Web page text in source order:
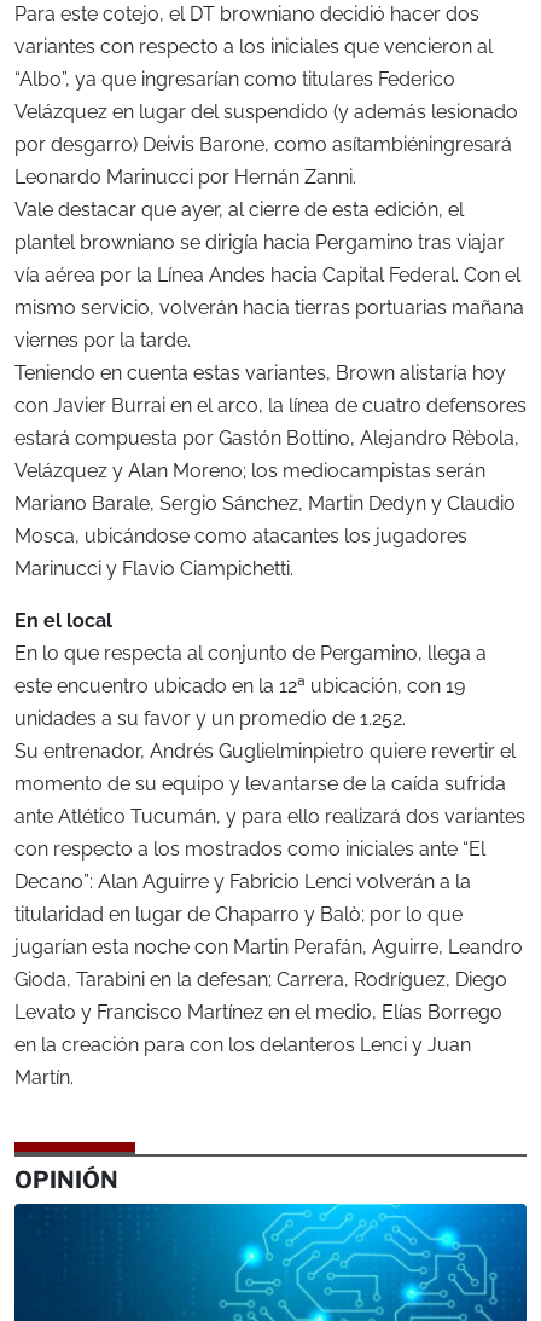
Para este cotejo, el DT browniano decidió hacer dos
variantes con respecto a los iniciales que vencieron al
“Albo”, ya que ingresarían como titulares Federico
Velázquez en lugar del suspendido (y además lesionado
por desgarro) Deivis Barone, como asítambiéningresará
Leonardo Marinucci por Hernán Zanni.
Vale destacar que ayer, al cierre de esta edición, el
plantel browniano se dirigía hacia Pergamino tras viajar
vía aérea por la Línea Andes hacia Capital Federal. Con el
mismo servicio, volverán hacia tierras portuarias mañana
viernes por la tarde.
Teniendo en cuenta estas variantes, Brown alistaría hoy
con Javier Burrai en el arco, la línea de cuatro defensores
estará compuesta por Gastón Bottino, Alejandro Rèbola,
Velázquez y Alan Moreno; los mediocampistas serán
Mariano Barale, Sergio Sánchez, Martin Dedyn y Claudio
Mosca, ubicándose como atacantes los jugadores
Marinucci y Flavio Ciampichetti.
En el local
En lo que respecta al conjunto de Pergamino, llega a
este encuentro ubicado en la 12ª ubicación, con 19
unidades a su favor y un promedio de 1.252.
Su entrenador, Andrés Guglielminpietro quiere revertir el
momento de su equipo y levantarse de la caída sufrida
ante Atlético Tucumán, y para ello realizará dos variantes
con respecto a los mostrados como iniciales ante “El
Decano”: Alan Aguirre y Fabricio Lenci volverán a la
titularidad en lugar de Chaparro y Balò; por lo que
jugarían esta noche con Martin Perafán, Aguirre, Leandro
Gioda, Tarabini en la defesan; Carrera, Rodríguez, Diego
Levato y Francisco Martínez en el medio, Elías Borrego
en la creación para con los delanteros Lenci y Juan
Martín.
OPINIÓN